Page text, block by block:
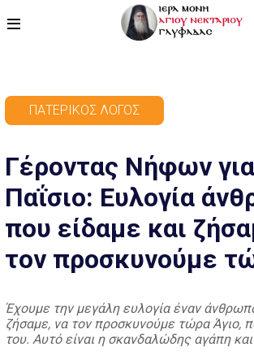
ΠΡΟΓΡΑΜΜΑ
ΒΙΝΤΕΟ
ΑΡΘΡΟΓΡΑΦΙΑ
ΑΓΙΟΛΟΓΙΟ - ΒΙΟΙ ΑΓΙΩΝ
ΕΠΙΚΟΙΝΩΝΙΑ
ΠΑΤΕΡΙΚΌΣ ΛΌΓΟΣ
Γέροντας Νήφων
Παΐσιο: Ευλογία
που είδαμε και
τον προσκυνούμε
Έχουμε την μεγάλη ευλογία έναν
ζήσαμε, να τον προσκυνούμε τώρα Άγιο,
του. Αυτό είναι η σκανδαλώδης αγάπη